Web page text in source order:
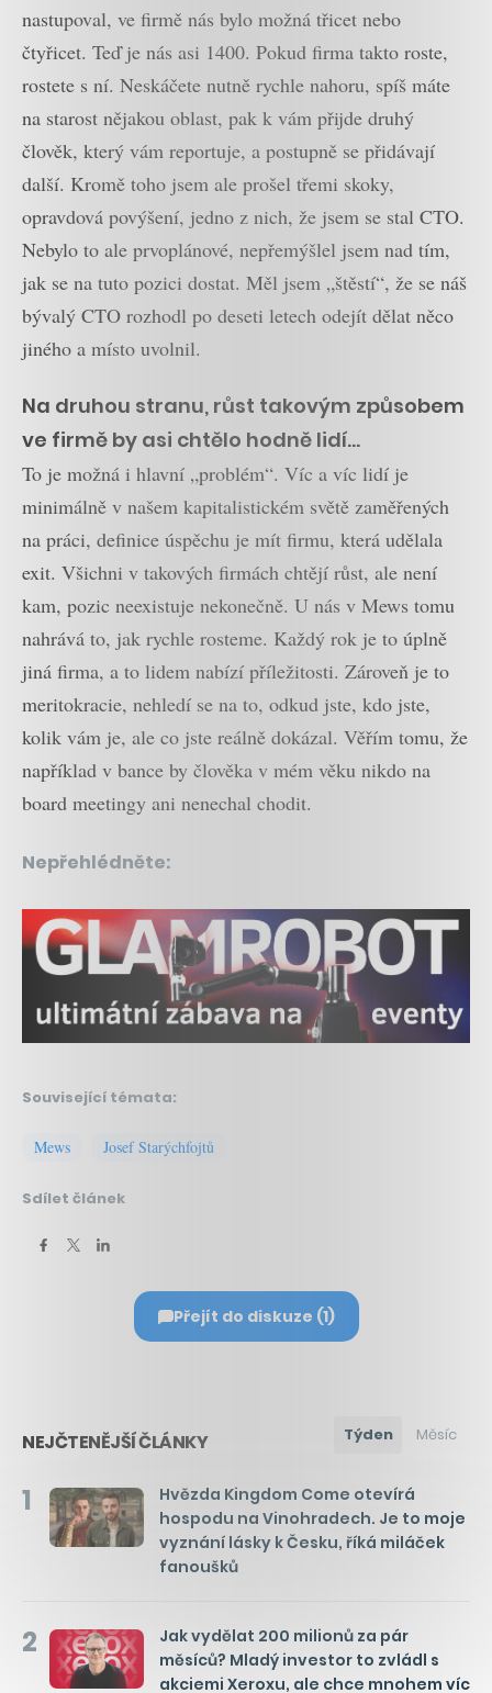
nastupoval, ve firmě nás bylo možná třicet nebo
čtyřicet. Teď je nás asi 1400. Pokud firma takto roste,
rostete s ní. Neskáčete nutně rychle nahoru, spíš máte
na starost nějakou oblast, pak k vám přijde druhý
člověk, který vám reportuje, a postupně se přidávají
další. Kromě toho jsem ale prošel třemi skoky,
opravdová povýšení, jedno z nich, že jsem se stal CTO.
Nebylo to ale prvoplánové, nepřemýšlel jsem nad tím,
jak se na tuto pozici dostat. Měl jsem „štěstí“, že se náš
bývalý CTO rozhodl po deseti letech odejít dělat něco
jiného a místo uvolnil.
Na druhou stranu, růst takovým způsobem
ve firmě by asi chtělo hodně lidí…
To je možná i hlavní „problém“. Víc a víc lidí je
minimálně v našem kapitalistickém světě zaměřených
na práci, definice úspěchu je mít firmu, která udělala
exit. Všichni v takových firmách chtějí růst, ale není
kam, pozic neexistuje nekonečně. U nás v Mews tomu
nahrává to, jak rychle rosteme. Každý rok je to úplně
jiná firma, a to lidem nabízí příležitosti. Zároveň je to
meritokracie, nehledí se na to, odkud jste, kdo jste,
kolik vám je, ale co jste reálně dokázal. Věřím tomu, že
například v bance by člověka v mém věku nikdo na
board meetingy ani nenechal chodit.
Nepřehlédněte:
Související témata:
Mews Josef Starýchfojtů
Sdílet článek
Přejít do diskuze (1)
NEJČTENĚJŠÍ ČLÁNKY Týden Měsíc
1
Hvězda Kingdom Come otevírá
hospodu na Vinohradech. Je to moje
vyznání lásky k Česku, říká miláček
fanoušků
2
Jak vydělat 200 milionů za pár
měsíců? Mladý investor to zvládl s
akciemi Xeroxu, ale chce mnohem víc